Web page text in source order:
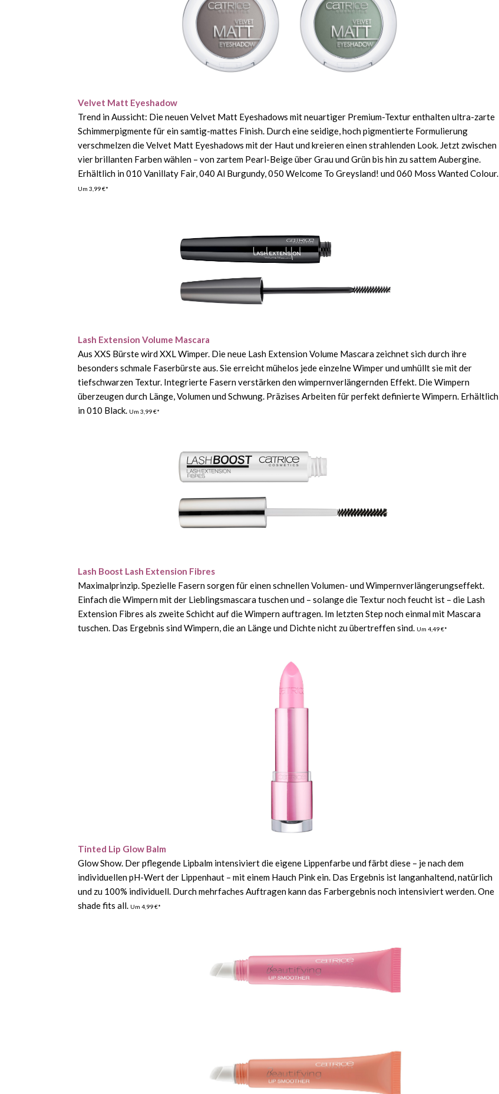
Velvet Matt Eyeshadow
Trend in Aussicht: Die neuen Velvet Matt Eyeshadows mit neuartiger Premium-Textur enthalten ultra-zarte
Schimmerpigmente für ein samtig-mattes Finish. Durch eine seidige, hoch pigmentierte Formulierung
verschmelzen die Velvet Matt Eyeshadows mit der Haut und kreieren einen strahlenden Look. Jetzt zwischen
vier brillanten Farben wählen – von zartem Pearl-Beige über Grau und Grün bis hin zu sattem Aubergine.
Erhältlich in 010 Vanillaty Fair, 040 Al Burgundy, 050 Welcome To Greysland! und 060 Moss Wanted Colour.
Um 3,99 €*
Lash Extension Volume Mascara
Aus XXS Bürste wird XXL Wimper. Die neue Lash Extension Volume Mascara zeichnet sich durch ihre
besonders schmale Faserbürste aus. Sie erreicht mühelos jede einzelne Wimper und umhüllt sie mit der
tiefschwarzen Textur. Integrierte Fasern verstärken den wimpernverlängernden Effekt. Die Wimpern
überzeugen durch Länge, Volumen und Schwung. Präzises Arbeiten für perfekt definierte Wimpern. Erhältlich
in 010 Black. Um 3,99 €*
Lash Boost Lash Extension Fibres
Maximalprinzip. Spezielle Fasern sorgen für einen schnellen Volumen- und Wimpernverlängerungseffekt.
Einfach die Wimpern mit der Lieblingsmascara tuschen und – solange die Textur noch feucht ist – die Lash
Extension Fibres als zweite Schicht auf die Wimpern auftragen. Im letzten Step noch einmal mit Mascara
tuschen. Das Ergebnis sind Wimpern, die an Länge und Dichte nicht zu übertreffen sind. Um 4,49 €*
Tinted Lip Glow Balm
Glow Show. Der pflegende Lipbalm intensiviert die eigene Lippenfarbe und färbt diese – je nach dem
individuellen pH-Wert der Lippenhaut – mit einem Hauch Pink ein. Das Ergebnis ist langanhaltend, natürlich
und zu 100% individuell. Durch mehrfaches Auftragen kann das Farbergebnis noch intensiviert werden. One
shade fits all. Um 4,99 €*